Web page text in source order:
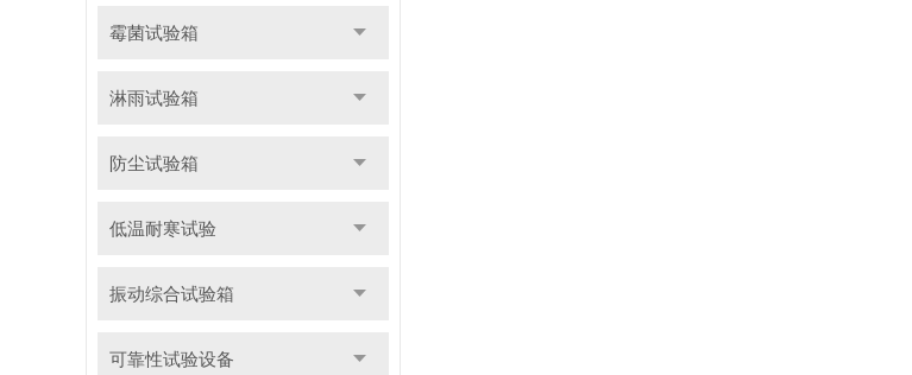
霉菌试验箱
淋雨试验箱
防尘试验箱
低温耐寒试验
振动综合试验箱
可靠性试验设备